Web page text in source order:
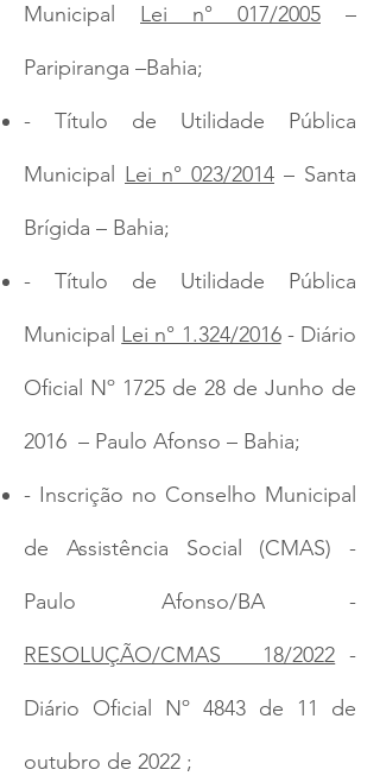
Municipal Lei n° 017/2005 –
Paripiranga –Bahia;
- Título de Utilidade Pública
Municipal Lei n° 023/2014 – Santa
Brígida – Bahia;
- Título de Utilidade Pública
Municipal Lei n° 1.324/2016- Diário
Oficial Nº 1725 de 28 de Junho de
2016 – Paulo Afonso – Bahia;
- Inscrição no Conselho Municipal
de Assistência Social (CMAS) -
Paulo Afonso/BA -
RESOLUÇÃO/CMAS 18/2022 -
Diário Oficial Nº 4843 de 11 de
outubro de 2022 ;